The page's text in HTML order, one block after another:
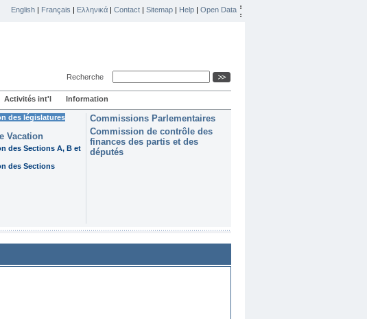
English | Français | Ελληνικά | Contact | Sitemap | Help | Open Data
Recherche
Activités int'l Information
des législatures
Vacation
des Sections A, B et
des Sections
Commissions Parlementaires
Commission de contrôle des
finances des partis et des
députés